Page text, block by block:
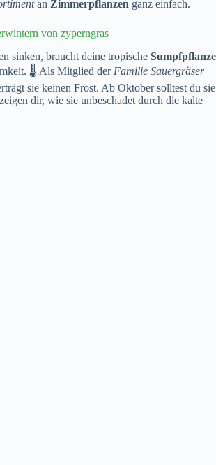
an Zimmerpflanzen ganz einfach.
von zyperngras
sinken, braucht deine tropische Sumpfpflanze
🌡️ Als Mitglied der Familie Sauergräser
sie keinen Frost. Ab Oktober solltest du sie
dir, wie sie unbeschadet durch die kalte